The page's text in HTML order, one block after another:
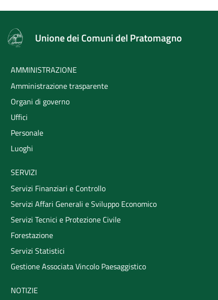
Unione dei Comuni del Pratomagno
AMMINISTRAZIONE
Amministrazione trasparente
Organi di governo
Uffici
Personale
Luoghi
SERVIZI
Servizi Finanziari e Controllo
Servizi Affari Generali e Sviluppo Economico
Servizi Tecnici e Protezione Civile
Forestazione
Servizi Statistici
Gestione Associata Vincolo Paesaggistico
NOTIZIE